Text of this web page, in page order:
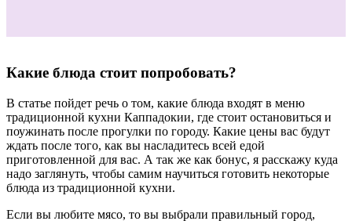
Какие блюда стоит попробовать?
В статье пойдет речь о том, какие блюда входят в меню
традиционной кухни Каппадокии, где стоит остановиться и
поужинать после прогулки по городу. Какие цены вас будут
ждать после того, как вы насладитесь всей едой
приготовленной для вас. А так же как бонус, я расскажу куда
надо заглянуть, чтобы самим научиться готовить некоторые
блюда из традиционной кухни.
Если вы любите мясо, то вы выбрали правильный город,